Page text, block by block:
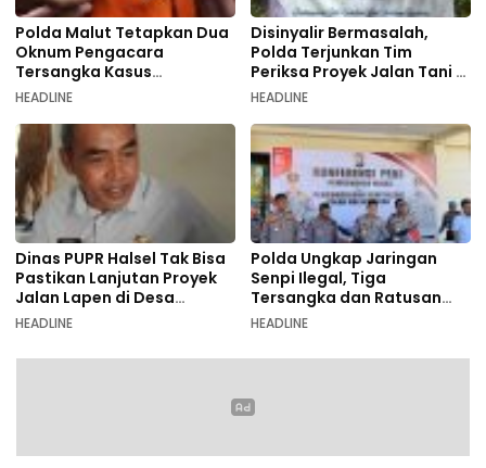
Polda Malut Tetapkan Dua
Oknum Pengacara
Tersangka Kasus
Pemalsuan Dokumen
HEADLINE
Disinyalir Bermasalah,
Polda Terjunkan Tim
Periksa Proyek Jalan Tani di
Galala
HEADLINE
Dinas PUPR Halsel Tak Bisa
Pastikan Lanjutan Proyek
Jalan Lapen di Desa
Sambiki
HEADLINE
Polda Ungkap Jaringan
Senpi Ilegal, Tiga
Tersangka dan Ratusan
Amunisi Diamankan
HEADLINE